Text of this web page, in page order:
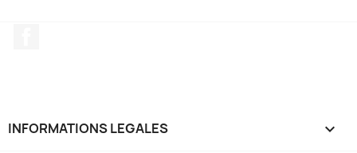
INFORMATIONS LEGALES 